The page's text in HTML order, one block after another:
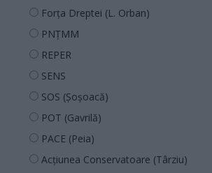
Forța Dreptei (L. Orban)
PNȚMM
REPER
SENS
SOS (Șoșoacă)
POT (Gavrilă)
PACE (Peia)
Acțiunea Conservatoare (Târziu)